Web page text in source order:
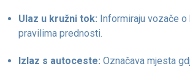
Ulaz u kružni tok: Informiraju vozače o
pravilima prednosti.
Izlaz s autoceste: Označava mjesta